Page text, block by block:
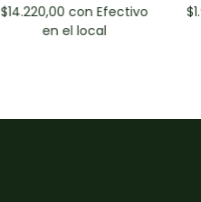
$14.220,00con Efectivo
en el local